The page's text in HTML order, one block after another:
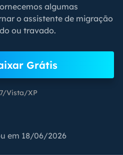
algumas
o assistente de migração
ou travado.
Grátis
Vista/XP
em 18/06/2026